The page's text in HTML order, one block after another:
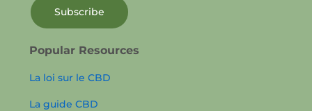
Popular Resources
La loi sur le CBD
La guide CBD